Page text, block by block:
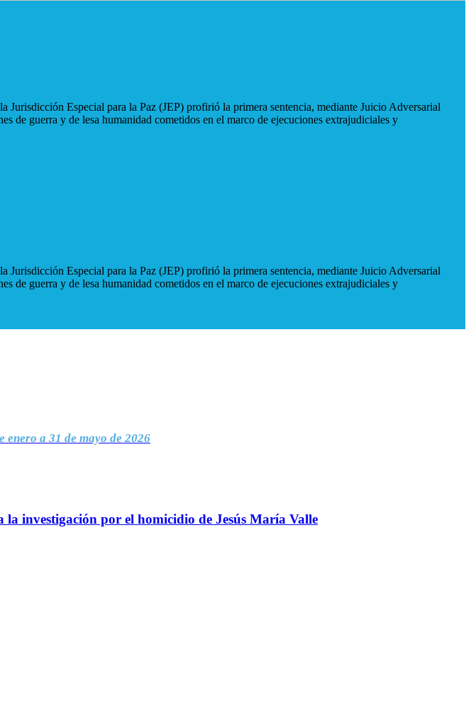
Jurisdicción Especial para la Paz (JEP) profirió la primera sentencia, mediante Juicio Adversarial
de guerra y de lesa humanidad cometidos en el marco de ejecuciones extrajudiciales y
Jurisdicción Especial para la Paz (JEP) profirió la primera sentencia, mediante Juicio Adversarial
de guerra y de lesa humanidad cometidos en el marco de ejecuciones extrajudiciales y
enero a 31 de mayo de 2026
investigación por el homicidio de Jesús María Valle